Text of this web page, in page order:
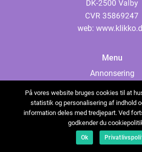
web:
Menu
Annonsering
Cookies
Kontakta oss
Sitemap
På vores website bruges cookies til at
statistik og personalisering af indhold
information deles med tredjepart. Ved
godkender du
Ok